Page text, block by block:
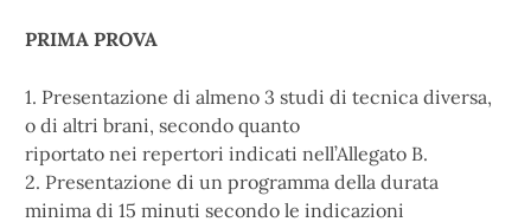
PRIMA PROVA
1. Presentazione di almeno 3 studi di tecnica diversa,
o di altri brani, secondo quanto
riportato nei repertori indicati nell’Allegato B.
2. Presentazione di un programma della durata
minima di 15 minuti secondo le indicazioni